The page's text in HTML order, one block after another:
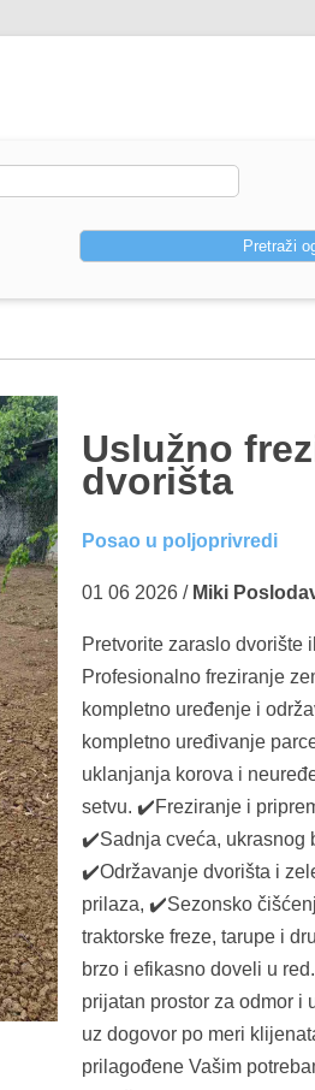
Uslužno
dvorišta
Posao u poljoprivredi
01 06 2026 / Miki
Pretvorite zaraslo dvorište
Profesionalno freziranje
kompletno uređenje i
kompletno uređivanje
uklanjanja korova i
setvu. ✔️Freziranje i
✔️Sadnja cveća, ukrasnog
✔️Održavanje dvorišta i
prilaza, ✔️Sezonsko
traktorske freze, tarupe i
brzo i efikasno doveli u
prijatan prostor za odmor i
uz dogovor po meri
prilagođene Vašim